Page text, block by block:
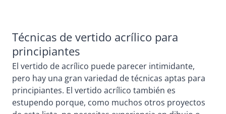
Técnicas de vertido acrílico para
principiantes
El vertido de acrílico puede parecer intimidante,
pero hay una gran variedad de técnicas aptas para
principiantes. El vertido acrílico también es
estupendo porque, como muchos otros proyectos